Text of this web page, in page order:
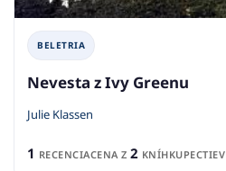
BELETRIA
Nevesta z Ivy Greenu
Julie Klassen
1 RECENCIACENA Z 2 KNÍHKUPECTIEV